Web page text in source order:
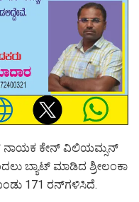
ನಾಯಕ ಕೇನ್ ವಿಲಿಯಮ್ಸನ್
ಬ್ಯಾಟ್‌ ಮಾಡಿದ ಶ್ರೀಲಂಕಾ
171 ರನ್‌ಗಳಿಸಿದೆ.